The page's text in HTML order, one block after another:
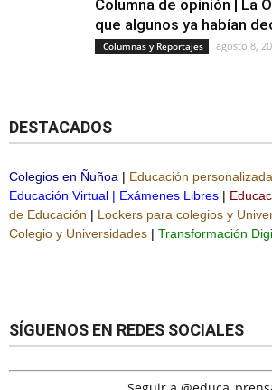
Columna de opinión | La
que algunos ya habían
Columnas y Reportajes agosto 8,
DESTACADOS
Colegios en Ñuñoa | Educación personalizada
Educación Virtual | Exámenes Libres |
de Educación | Lockers para colegios y
Colegio y Universidades | Transformación
SÍGUENOS EN REDES SOCIALES